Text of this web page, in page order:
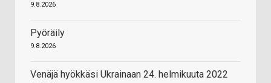
9.8.2026
Pyöräily
9.8.2026
Venäjä hyökkäsi Ukrainaan 24. helmikuuta 2022